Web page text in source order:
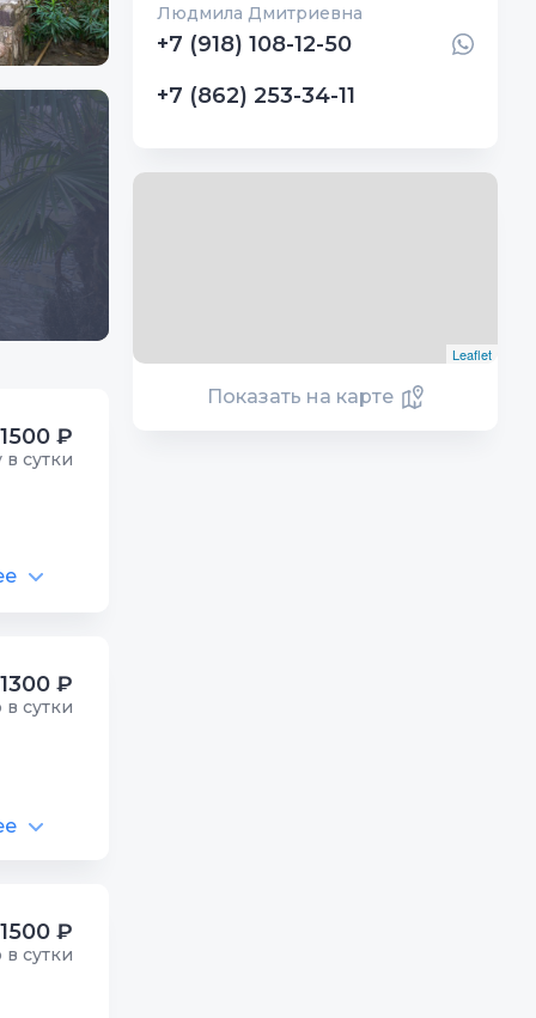
1500 ₽
в сутки
1300 ₽
сутки
1500 ₽
сутки
Людмила Дмитриевна
+7 (918) 108-12-50
+7 (862) 253-34-11
Leaflet
Показать на карте